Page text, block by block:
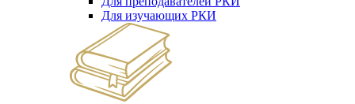
Для изучающих РКИ